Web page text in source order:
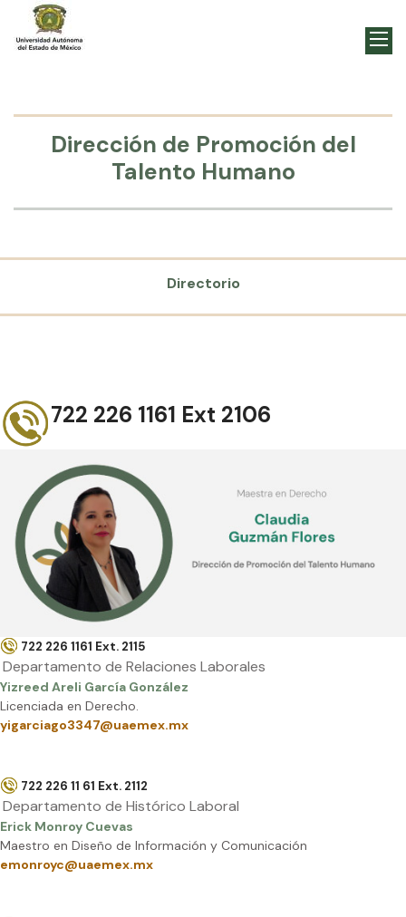
Dirección de Promoción del
Talento Humano
Directorio
722 226 1161 Ext 2106
722 226 1161 Ext. 2115
Departamento de Relaciones Laborales
Yizreed Areli García González
Licenciada en Derecho.
yigarciago3347@uaemex.mx
722 226 11 61 Ext. 2112
Departamento de Histórico Laboral
Erick Monroy Cuevas
Maestro en Diseño de Información y Comunicación
emonroyc@uaemex.mx